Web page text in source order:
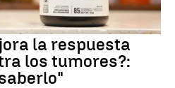
la respuesta
los tumores?: